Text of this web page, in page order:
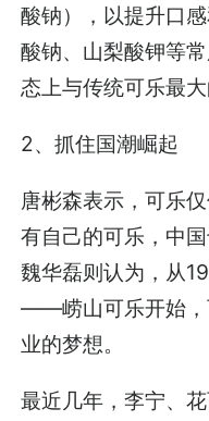
酸钠），以提升口
酸钠、山梨酸钾等
态上与传统可乐最大
2、抓住国潮崛起
唐彬森表示，可乐
有自己的可乐，中
魏华磊则认为，从
——崂山可乐开始，
业的梦想。
最近几年，李宁、